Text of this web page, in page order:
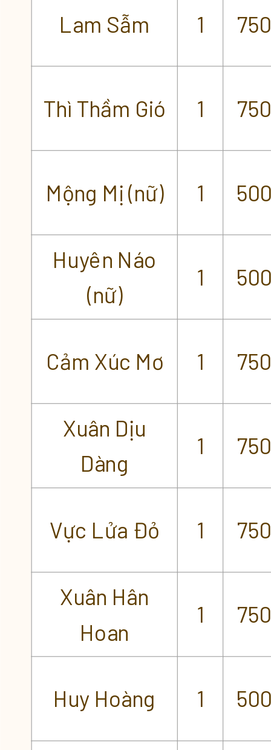
Lam Sẫm 1
Thì Thầm Gió 1
Mộng Mị (nữ) 1
Huyên Náo
(nữ)
1
Cảm Xúc Mơ 1
Xuân Dịu
Dàng
1
Vực Lửa Đỏ 1
Xuân Hân
Hoan
1
Huy Hoàng 1